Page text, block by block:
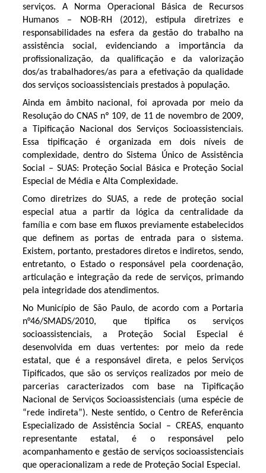
serviços. A Norma Operacional Básica de Recursos
Humanos – NOB-RH (2012), estipula diretrizes e
responsabilidades na esfera da gestão do trabalho na
assistência social, evidenciando a importância da
profissionalização, da qualificação e da valorização
dos/as trabalhadores/as para a efetivação da qualidade
dos serviços socioassistenciais prestados à população.
Ainda em âmbito nacional, foi aprovada por meio da
Resolução do CNAS nº 109, de 11 de novembro de 2009,
a Tipificação Nacional dos Serviços Socioassistenciais.
Essa tipificação é organizada em dois níveis de
complexidade, dentro do Sistema Único de Assistência
Social – SUAS: Proteção Social Básica e Proteção Social
Especial de Média e Alta Complexidade.
Como diretrizes do SUAS, a rede de proteção social
especial atua a partir da lógica da centralidade da
família e com base em fluxos previamente estabelecidos
que definem as portas de entrada para o sistema.
Existem, portanto, prestadores diretos e indiretos, sendo,
entretanto, o Estado o responsável pela coordenação,
articulação e integração da rede de serviços, primando
pela integridade dos atendimentos.
No Município de São Paulo, de acordo com a Portaria
n°46/SMADS/2010, que tipifica os serviços
socioassistenciais, a Proteção Social Especial é
desenvolvida em duas vertentes: por meio da rede
estatal, que é a responsável direta, e pelos Serviços
Tipificados, que são os serviços realizados por meio de
parcerias caracterizados com base na Tipificação
Nacional de Serviços Socioassistenciais (uma espécie de
“rede indireta”). Neste sentido, o Centro de Referência
Especializado de Assistência Social – CREAS, enquanto
representante estatal, é o responsável pelo
acompanhamento e gestão de serviços socioassistenciais
que operacionalizam a rede de Proteção Social Especial.